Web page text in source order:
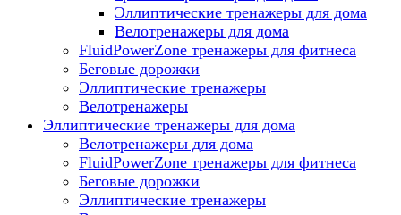
Эллиптические тренажеры для дома
Велотренажеры для дома
FluidPowerZone тренажеры для фитнеса
Беговые дорожки
Эллиптические тренажеры
Велотренажеры
Эллиптические тренажеры для дома
Велотренажеры для дома
FluidPowerZone тренажеры для фитнеса
Беговые дорожки
Эллиптические тренажеры